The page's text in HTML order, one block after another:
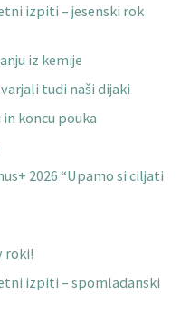
izpiti – jesenski rok
iz kemije
tudi naši dijaki
koncu pouka
2026 “Upamo si ciljati
roki!
izpiti – spomladanski